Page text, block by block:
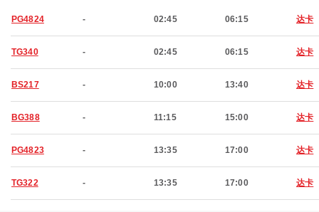
PG4824 - 02:45 06:15 达卡
TG340 - 02:45 06:15 达卡
BS217 - 10:00 13:40 达卡
BG388 - 11:15 15:00 达卡
PG4823 - 13:35 17:00 达卡
TG322 - 13:35 17:00 达卡